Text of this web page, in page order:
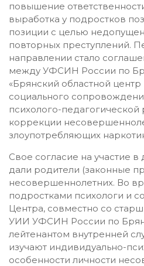
повышение
выработка у подростков
позиции с целью
повторных преступлений.
направлении стало
между УФСИН России по
«Брянский областной центр
социального
психолого-педагогической
коррекции
злоупотребляющих
Свое согласие на участие
дали родители (законные
несовершеннолетних. Во
подростками психологи и
Центра, совместно со
УИИ УФСИН России по
лейтенантом внутренней
изучают индивидуально-
особенности личности